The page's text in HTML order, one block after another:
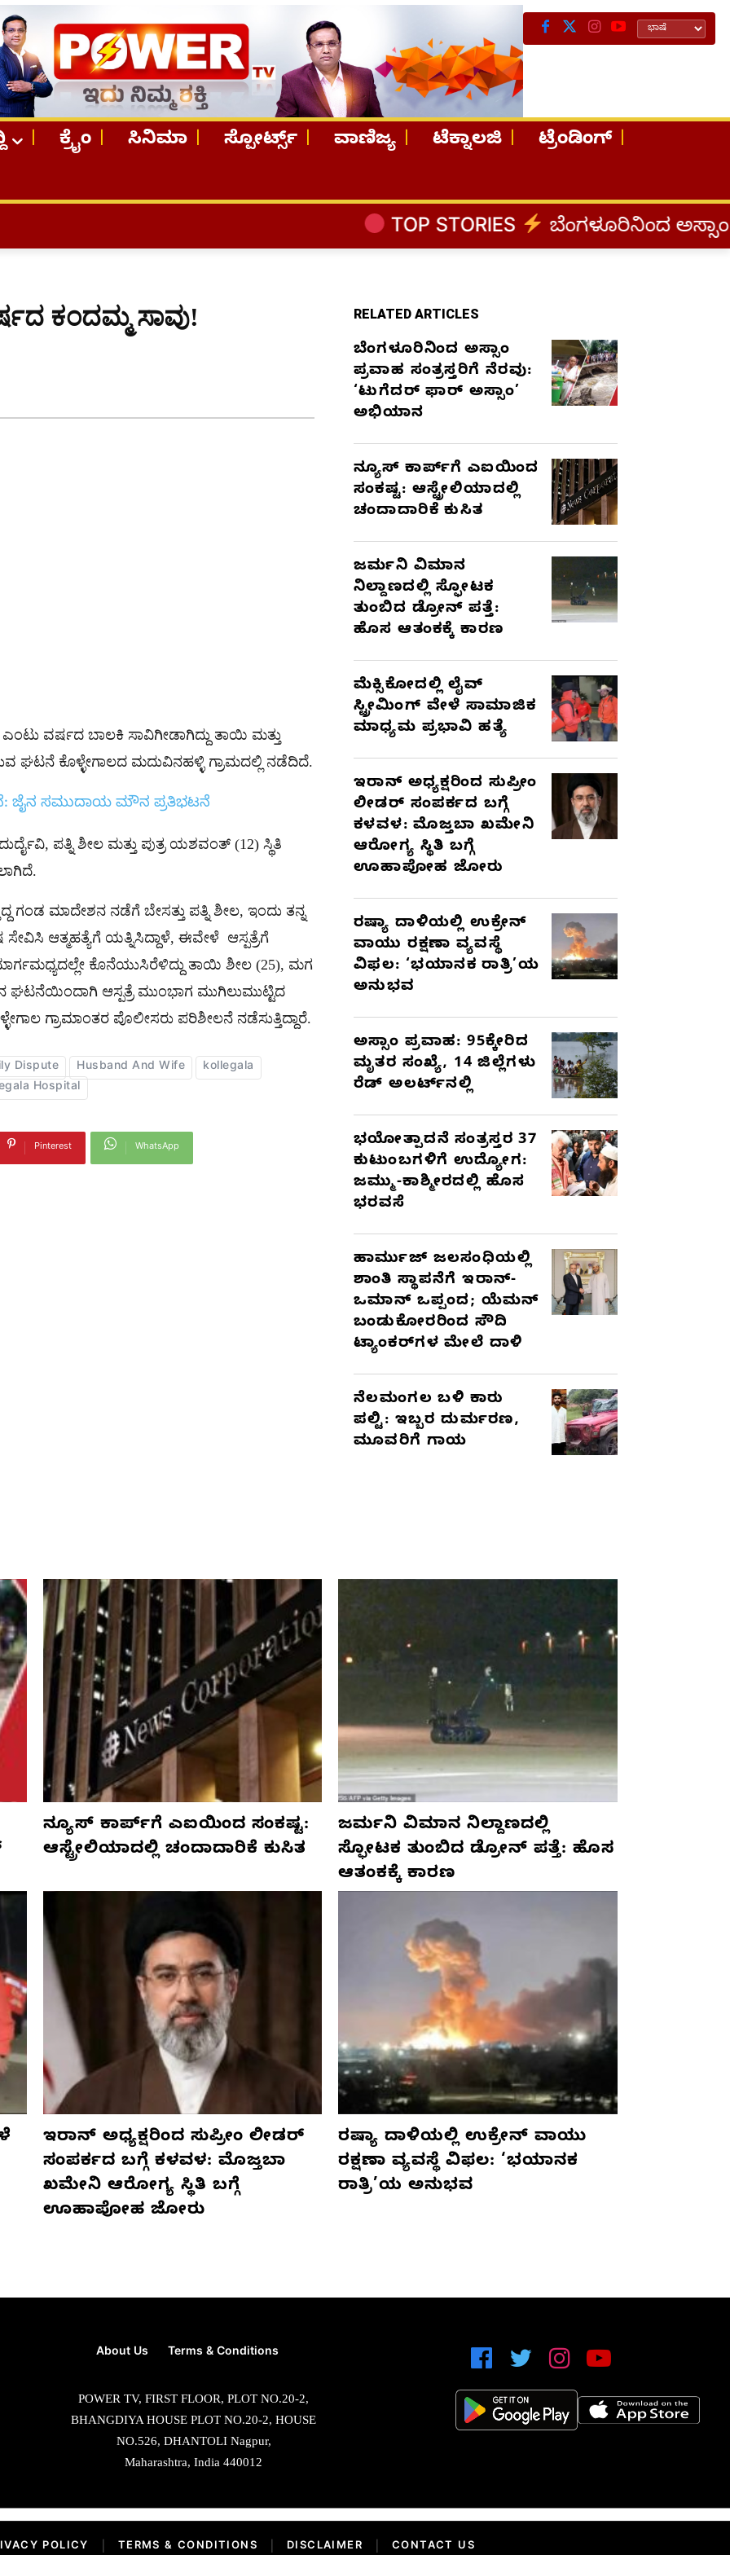
ಕ್ರೈಂ ಸಿನಿಮಾ ಸ್ಪೋರ್ಟ್ಸ್ ವಾಣಿಜ್ಯ ಟೆಕ್ನಾಲಜಿ
ಟ್ರೆಂಡಿಂಗ್
TOP STORIES ಬೆಂಗಳೂರಿನಿಂದ ಅಸ್ಸಾಂ ಪ್ರವಾಹ
ಕಂದಮ್ಮ ಸಾವು!
ವರ್ಷದ ಬಾಲಕಿ ಸಾವಿಗೀಡಾಗಿದ್ದು ತಾಯಿ ಮತ್ತು
ಘಟನೆ ಕೊಳ್ಳೇಗಾಲದ ಮದುವಿನಹಳ್ಳಿ ಗ್ರಾಮದಲ್ಲಿ ನಡೆದಿದೆ.
ಜೈನ ಸಮುದಾಯ ಮೌನ ಪ್ರತಿಭಟನೆ
ಪತ್ನಿ ಶೀಲ ಮತ್ತು ಪುತ್ರ ಯಶವಂತ್ (12) ಸ್ಥಿತಿ
ಗಂಡ ಮಾದೇಶನ ನಡೆಗೆ ಬೇಸತ್ತು ಪತ್ನಿ ಶೀಲ, ಇಂದು ತನ್ನ
ಆತ್ಮಹತ್ಯೆಗೆ ಯತ್ನಿಸಿದ್ದಾಳೆ, ಈವೇಳೆ ಆಸ್ಪತ್ರೆಗೆ
ಕೊನೆಯುಸಿರೆಳಿದ್ದು ತಾಯಿ ಶೀಲ (25), ಮಗ
ಆಸ್ಪತ್ರೆ ಮುಂಭಾಗ ಮುಗಿಲುಮುಟ್ಟಿದ
ಗ್ರಾಮಾಂತರ ಪೊಲೀಸರು ಪರಿಶೀಲನೆ ನಡೆಸುತ್ತಿದ್ದಾರೆ.
Dispute Husband And Wife
kollegala
Hospital
Pinterest WhatsApp
RELATED ARTICLES
ಬೆಂಗಳೂರಿನಿಂದ ಅಸ್ಸಾಂ
ಪ್ರವಾಹ ಸಂತ್ರಸ್ತರಿಗೆ ನೆರವು:
‘ಟುಗೆದರ್ ಫಾರ್ ಅಸ್ಸಾಂ’
ಅಭಿಯಾನ
ನ್ಯೂಸ್ ಕಾರ್ಪ್‌ಗೆ ಎಐಯಿಂದ
ಸಂಕಷ್ಟ: ಆಸ್ಟ್ರೇಲಿಯಾದಲ್ಲಿ
ಚಂದಾದಾರಿಕೆ ಕುಸಿತ
ಜರ್ಮನಿ ವಿಮಾನ
ನಿಲ್ದಾಣದಲ್ಲಿ ಸ್ಫೋಟಕ
ತುಂಬಿದ ಡ್ರೋನ್ ಪತ್ತೆ:
ಹೊಸ ಆತಂಕಕ್ಕೆ ಕಾರಣ
ಮೆಕ್ಸಿಕೋದಲ್ಲಿ ಲೈವ್
ಸ್ಟ್ರೀಮಿಂಗ್ ವೇಳೆ ಸಾಮಾಜಿಕ
ಮಾಧ್ಯಮ ಪ್ರಭಾವಿ ಹತ್ಯೆ
ಇರಾನ್ ಅಧ್ಯಕ್ಷರಿಂದ ಸುಪ್ರೀಂ
ಲೀಡರ್ ಸಂಪರ್ಕದ ಬಗ್ಗೆ
ಕಳವಳ: ಮೊಜ್ತಬಾ ಖಮೇನಿ
ಆರೋಗ್ಯ ಸ್ಥಿತಿ ಬಗ್ಗೆ
ಊಹಾಪೋಹ ಜೋರು
ರಷ್ಯಾ ದಾಳಿಯಲ್ಲಿ ಉಕ್ರೇನ್
ವಾಯು ರಕ್ಷಣಾ ವ್ಯವಸ್ಥೆ
ವಿಫಲ: ‘ಭಯಾನಕ ರಾತ್ರಿ’ಯ
ಅನುಭವ
ಅಸ್ಸಾಂ ಪ್ರವಾಹ: 95ಕ್ಕೇರಿದ
ಮೃತರ ಸಂಖ್ಯೆ, 14 ಜಿಲ್ಲೆಗಳು
ರೆಡ್ ಅಲರ್ಟ್‌ನಲ್ಲಿ
ಭಯೋತ್ಪಾದನೆ ಸಂತ್ರಸ್ತರ 37
ಕುಟುಂಬಗಳಿಗೆ ಉದ್ಯೋಗ:
ಜಮ್ಮು-ಕಾಶ್ಮೀರದಲ್ಲಿ ಹೊಸ
ಭರವಸೆ
ಹಾರ್ಮುಜ್ ಜಲಸಂಧಿಯಲ್ಲಿ
ಶಾಂತಿ ಸ್ಥಾಪನೆಗೆ ಇರಾನ್-
ಒಮಾನ್ ಒಪ್ಪಂದ; ಯೆಮನ್
ಬಂಡುಕೋರರಿಂದ ಸೌದಿ
ಟ್ಯಾಂಕರ್‌ಗಳ ಮೇಲೆ ದಾಳಿ
ನೆಲಮಂಗಲ ಬಳಿ ಕಾರು
ಪಲ್ಟಿ: ಇಬ್ಬರ ದುರ್ಮರಣ,
ಮೂವರಿಗೆ ಗಾಯ
ನ್ಯೂಸ್ ಕಾರ್ಪ್‌ಗೆ ಎಐಯಿಂದ ಸಂಕಷ್ಟ:
ಆಸ್ಟ್ರೇಲಿಯಾದಲ್ಲಿ ಚಂದಾದಾರಿಕೆ ಕುಸಿತ
ಜರ್ಮನಿ ವಿಮಾನ ನಿಲ್ದಾಣದಲ್ಲಿ
ಸ್ಫೋಟಕ ತುಂಬಿದ ಡ್ರೋನ್ ಪತ್ತೆ: ಹೊಸ
ಆತಂಕಕ್ಕೆ ಕಾರಣ
ಇರಾನ್ ಅಧ್ಯಕ್ಷರಿಂದ ಸುಪ್ರೀಂ ಲೀಡರ್
ಸಂಪರ್ಕದ ಬಗ್ಗೆ ಕಳವಳ: ಮೊಜ್ತಬಾ
ಖಮೇನಿ ಆರೋಗ್ಯ ಸ್ಥಿತಿ ಬಗ್ಗೆ
ಊಹಾಪೋಹ ಜೋರು
ರಷ್ಯಾ ದಾಳಿಯಲ್ಲಿ ಉಕ್ರೇನ್ ವಾಯು
ರಕ್ಷಣಾ ವ್ಯವಸ್ಥೆ ವಿಫಲ: ‘ಭಯಾನಕ
ರಾತ್ರಿ’ಯ ಅನುಭವ
About Us Terms & Conditions
POWER TV, FIRST FLOOR, PLOT NO.20-2,
BHANGDIYA HOUSE PLOT NO.20-2, HOUSE
NO.526, DHANTOLI Nagpur,
Maharashtra, India 440012
POLICY TERMS & CONDITIONS DISCLAIMER CONTACT US